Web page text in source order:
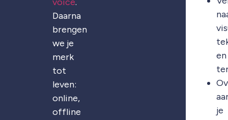
Daarna
brengen
we je
merk
tot
leven:
online,
offline
en
je